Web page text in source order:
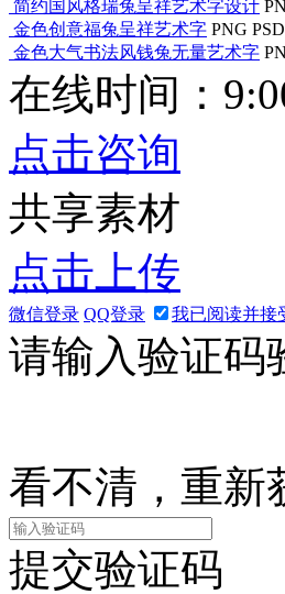
简约国风格瑞兔呈祥艺术字设计
金色创意福兔呈祥艺术字 PNG PSD
金色大气书法风钱兔无量艺术字
在线时间：
点击咨询
共享素材
点击上传
微信登录 QQ登录 我已阅读并接
请输入验证码
看不清，重新
提交验证码